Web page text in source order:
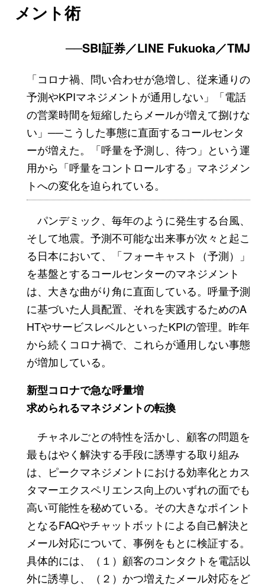
メント術
──SBI証券／LINE Fukuoka／TMJ
「コロナ禍、問い合わせが急増し、従来通りの
予測やKPIマネジメントが通用しない」「電話
の営業時間を短縮したらメールが増えて捌けな
い」──こうした事態に直面するコールセンタ
ーが増えた。「呼量を予測し、待つ」という運
用から「呼量をコントロールする」マネジメン
トへの変化を迫られている。
パンデミック、毎年のように発生する台風、
そして地震。予測不可能な出来事が次々と起こ
る日本において、「フォーキャスト（予測）」
を基盤とするコールセンターのマネジメント
は、大きな曲がり角に直面している。呼量予測
に基づいた人員配置、それを実践するためのA
HTやサービスレベルといったKPIの管理。昨年
から続くコロナ禍で、これらが通用しない事態
が増加している。
新型コロナで急な呼量増
求められるマネジメントの転換
チャネルごとの特性を活かし、顧客の問題を
最もはやく解決する手段に誘導する取り組み
は、ピークマネジメントにおける効率化とカス
タマーエクスペリエンス向上のいずれの面でも
高い可能性を秘めている。その大きなポイント
となるFAQやチャットボットによる自己解決と
メール対応について、事例をもとに検証する。
具体的には、（１）顧客のコンタクトを電話以
外に誘導し、（２）かつ増えたメール対応をど